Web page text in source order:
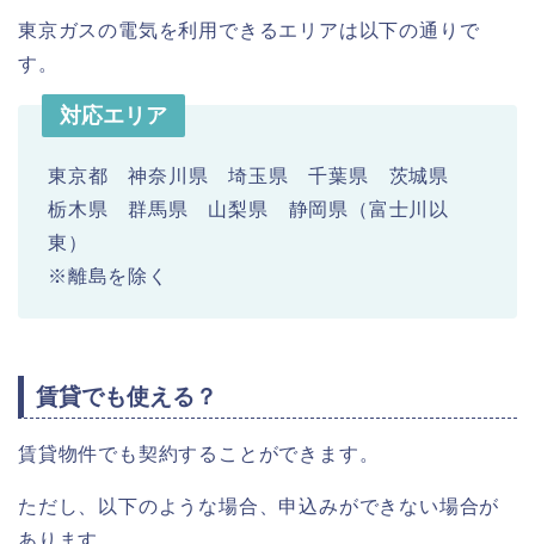
東京ガスの電気を利用できるエリアは以下の通りで
す。
対応エリア
東京都 神奈川県 埼玉県 千葉県 茨城県
栃木県 群馬県 山梨県 静岡県（富士川以
東）
※離島を除く
賃貸でも使える？
賃貸物件でも契約することができます。
ただし、以下のような場合、申込みができない場合が
あります。